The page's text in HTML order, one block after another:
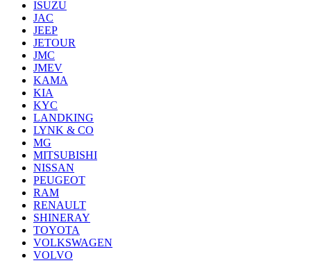
ISUZU
JAC
JEEP
JETOUR
JMC
JMEV
KAMA
KIA
KYC
LANDKING
LYNK & CO
MG
MITSUBISHI
NISSAN
PEUGEOT
RAM
RENAULT
SHINERAY
TOYOTA
VOLKSWAGEN
VOLVO